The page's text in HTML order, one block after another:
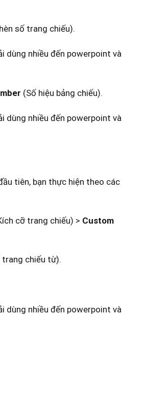
số trang chiếu).
(Số hiệu bảng chiếu).
tiên, bạn thực hiện theo các
cỡ trang chiếu) > Custom
chiếu từ).